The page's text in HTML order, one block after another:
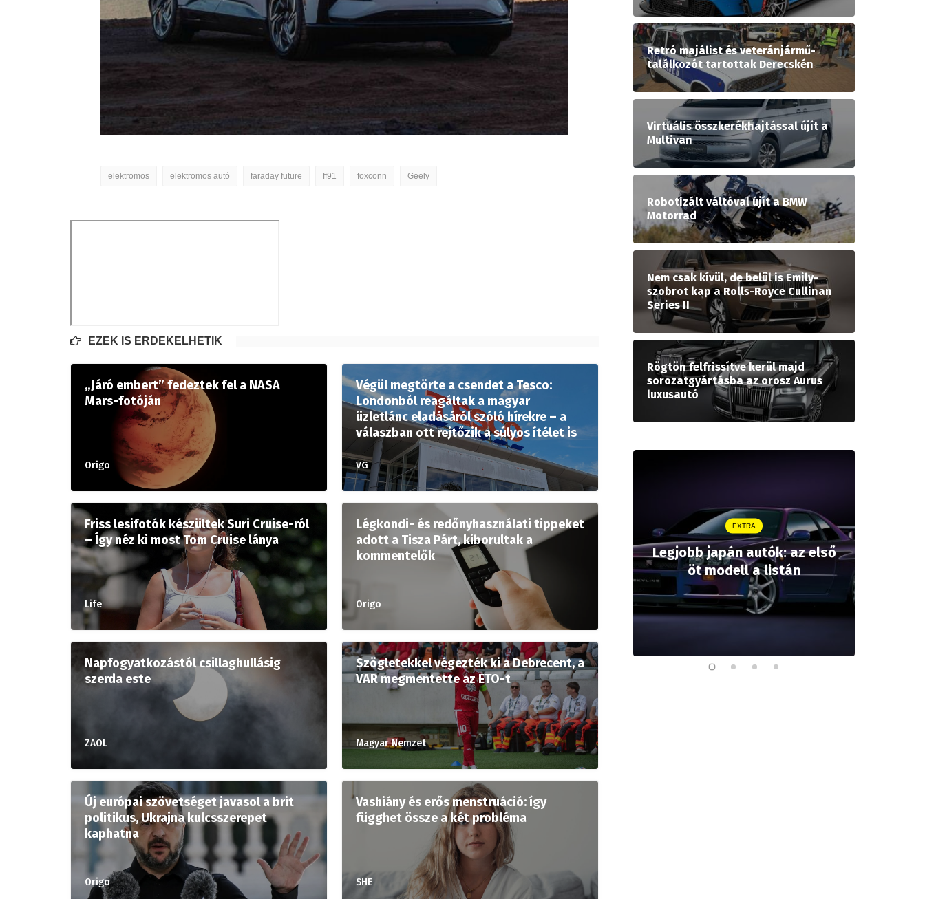
elektromos elektromos autó faraday future ff91 foxconn Geely
EZEK IS ÉRDEKELHETIK
„Járó embert” fedeztek fel a NASA
Mars-fotóján
Origo
Végül megtörte a csendet a Tesco:
Londonból reagáltak a magyar
üzletlánc eladásáról szóló hírekre – a
válaszban ott rejtőzik a súlyos ítélet is
VG
Friss lesifotók készültek Suri Cruise-ról
– Így néz ki most Tom Cruise lánya
Life
Légkondi- és redőnyhasználati tippeket
adott a Tisza Párt, kiborultak a
kommentelők
Origo
Napfogyatkozástól csillaghullásig
szerda este
ZAOL
Szögletekkel végezték ki a Debrecent, a
VAR megmentette az ETO-t
Magyar Nemzet
Új európai szövetséget javasol a brit
politikus, Ukrajna kulcsszerepet
kaphatna
Origo
Vashiány és erős menstruáció: így
függhet össze a két probléma
SHE
Retró majálist és veteránjármű-
találkozót tartottak Derecskén
Virtuális összkerékhajtással újít a
Multivan
Robotizált váltóval újít a BMW
Motorrad
Nem csak kívül, de belül is Emily-
szobrot kap a Rolls-Royce Cullinan
Series II
Rögtön felfrissítve kerül majd
sorozatgyártásba az orosz Aurus
luxusautó
EXTRA
Legjobb japán autók: az első
öt modell a listán